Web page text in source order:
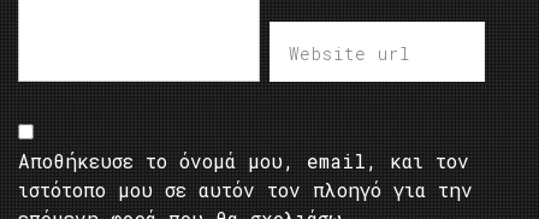
Αποθήκευσε το όνομά μου, email, και τον
ιστότοπο μου σε αυτόν τον πλοηγό για την